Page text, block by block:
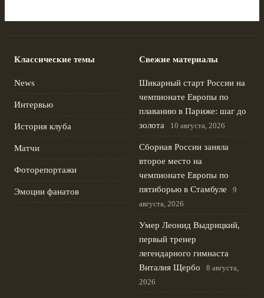
Классические темы
News
Интервью
История клуба
Матчи
Фоторепортажи
Эмоции фанатов
Свежие материалы
Шикарный старт России на
чемпионате Европы по
плаванию в Париже: шаг до
золота
10 августа, 2026
Сборная России заняла
второе место на
чемпионате Европы по
пятиборью в Стамбуле
9
августа, 2026
Умер Леонид Выдрицкий,
первый тренер
легендарного гимнаста
Виталия Щербо
8 августа,
2026